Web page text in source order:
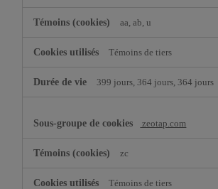
aa, ab, u
Témoins de tiers
399 jours, 364 jours, 364 jours
zeotap.com
zc
Témoins de tiers